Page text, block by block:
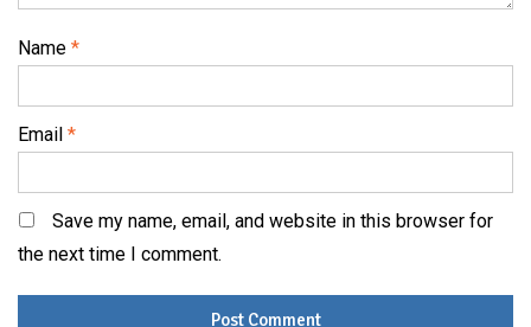
Name *
Email *
Save my name, email, and website in this browser for
the next time I comment.